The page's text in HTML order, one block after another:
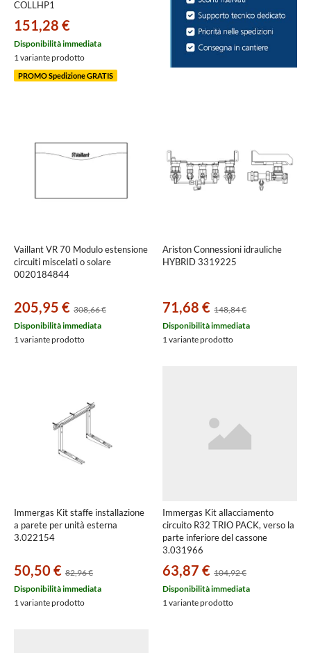
COLLHP1
151,28 €
Disponibilità immediata
1 variante prodotto
PROMO Spedizione GRATIS
Vaillant VR 70 Modulo estensione
circuiti miscelati o solare
0020184844
205,95 € 308,66 €
Disponibilità immediata
1 variante prodotto
Ariston Connessioni idrauliche
HYBRID 3319225
71,68 € 148,84 €
Disponibilità immediata
1 variante prodotto
Immergas Kit staffe installazione
a parete per unità esterna
3.022154
50,50 € 82,96 €
Disponibilità immediata
1 variante prodotto
Immergas Kit allacciamento
circuito R32 TRIO PACK, verso la
parte inferiore del cassone
3.031966
63,87 € 104,92 €
Disponibilità immediata
1 variante prodotto